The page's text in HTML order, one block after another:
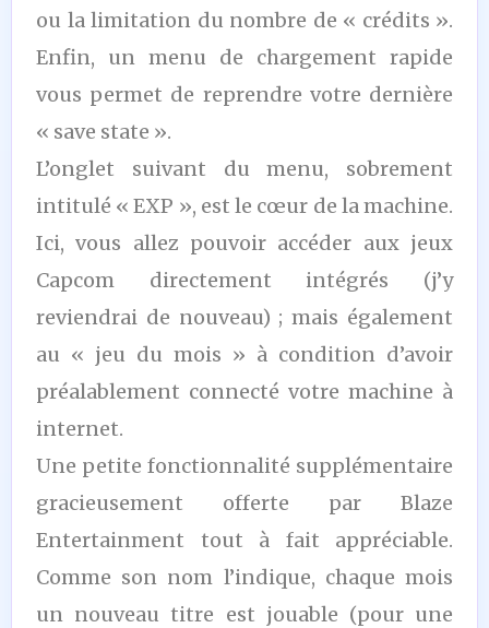
ou la limitation du nombre de « crédits ».
Enfin, un menu de chargement rapide
vous permet de reprendre votre dernière
« save state ».
L’onglet suivant du menu, sobrement
intitulé « EXP », est le cœur de la machine.
Ici, vous allez pouvoir accéder aux jeux
Capcom directement intégrés (j’y
reviendrai de nouveau) ; mais également
au « jeu du mois » à condition d’avoir
préalablement connecté votre machine à
internet.
Une petite fonctionnalité supplémentaire
gracieusement offerte par Blaze
Entertainment tout à fait appréciable.
Comme son nom l’indique, chaque mois
un nouveau titre est jouable (pour une